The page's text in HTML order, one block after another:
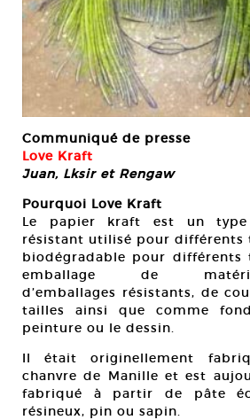
Communiqué de presse
Love Kraft
Juan, Lksir et Rengaw
Pourquoi Love Kraft
Le papier kraft est un
résistant utilisé pour différents
biodégradable pour différents
emballage de
d’emballages résistants, de
tailles ainsi que comme
peinture ou le dessin.
Il était originellement
chanvre de Manille et est
fabriqué à partir de pâte
résineux, pin ou sapin.